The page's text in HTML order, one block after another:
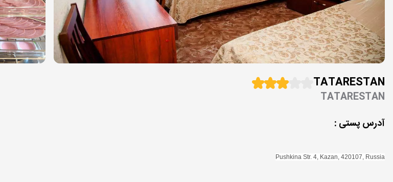
TATARESTAN
TATARESTAN
آدرس پستی :
Pushkina Str. 4, Kazan, 420107, Russia